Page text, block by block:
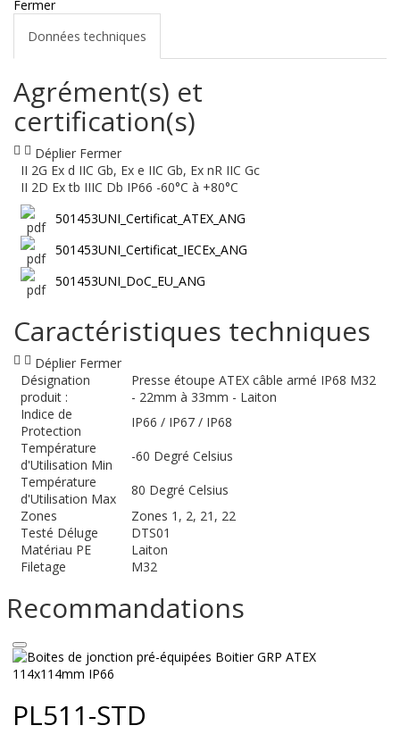
Fermer
Données techniques
Agrément(s) et
certification(s)
Déplier Fermer
II 2G Ex d IIC Gb, Ex e IIC Gb, Ex nR IIC Gc
II 2D Ex tb IIIC Db IP66 -60°C à +80°C
501453UNI_Certificat_ATEX_ANG
501453UNI_Certificat_IECEx_ANG
501453UNI_DoC_EU_ANG
Caractéristiques techniques
Déplier Fermer
Désignation
produit :
Presse étoupe ATEX câble armé IP68 M32
- 22mm à 33mm - Laiton
Indice de
Protection
IP66 / IP67 / IP68
Température
d'Utilisation Min
-60 Degré Celsius
Température
d'Utilisation Max
80 Degré Celsius
Zones
Zones 1, 2, 21, 22
Testé Déluge
DTS01
Matériau PE
Laiton
Filetage
M32
Recommandations
PL511-STD